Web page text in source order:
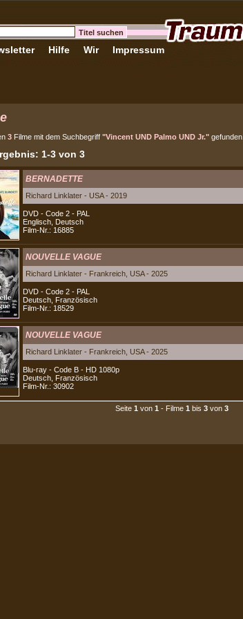
Hilfe Wir Impressum
3 Filme mit dem Suchbegriff "Vincent UND Palmo UND Jr." gefunden.
1-3 von 3
BERNADETTE
Richard Linklater - USA - 2019
DVD - Code 2 - PAL
Englisch, Deutsch
Film-Nr.: 16885
NOUVELLE VAGUE
Richard Linklater - Frankreich, USA - 2025
DVD - Code 2 - PAL
Deutsch, Französisch
Film-Nr.: 18529
NOUVELLE VAGUE
Richard Linklater - Frankreich, USA - 2025
Blu-ray - Code B - HD 1080p
Deutsch, Französisch
Film-Nr.: 30902
Seite 1 von 1 - Filme 1 bis 3von 3